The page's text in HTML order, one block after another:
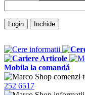
Login Inchide
Articole
Mobila la comandă
252 6517